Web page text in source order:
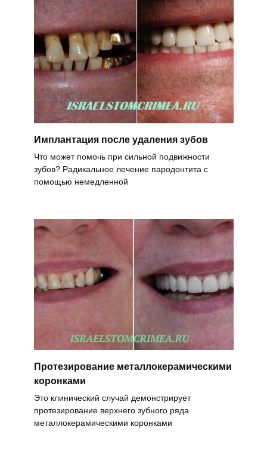
Имплантация после удаления зубов
Что может помочь при сильной подвижности
зубов? Радикальное лечение пародонтита с
помощью немедленной
Протезирование металлокерамическими
коронками
Это клинический случай демонстрирует
протезирование верхнего зубного ряда
металлокерамическими коронками